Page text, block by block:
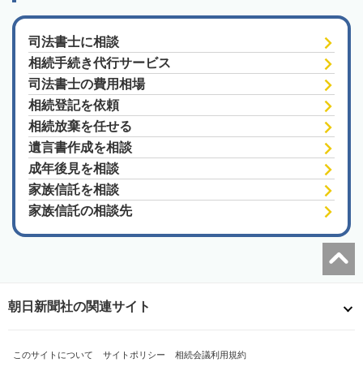
司法書士に相談
相続手続き代行サービス
司法書士の費用相場
相続登記を依頼
相続放棄を任せる
遺言書作成を相談
成年後見を相談
家族信託を相談
家族信託の相談先
朝日新聞社の関連サイト
このサイトについて サイトポリシー 相続会議利用規約